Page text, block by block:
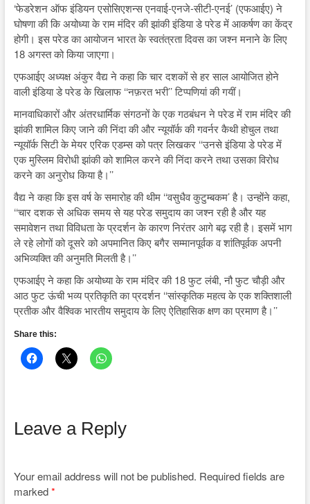
‘फेडरेशन ऑफ इंडियन एसोसिएशन्स एनवाई-एनजे-सीटी-एनई’ (एफआईए) ने
घोषणा की कि अयोध्या के राम मंदिर की झांकी इंडिया डे परेड में आकर्षण का केंद्र
होगी। इस परेड का आयोजन भारत के स्वतंत्रता दिवस का जश्न मनाने के लिए
18 अगस्त को किया जाएगा।
एफआईए अध्यक्ष अंकुर वैद्य ने कहा कि चार दशकों से हर साल आयोजित होने
वाली इंडिया डे परेड के खिलाफ ‘‘नफ़रत भरी’’ टिप्पणियां की गयीं।
मानवाधिकारों और अंतरधार्मिक संगठनों के एक गठबंधन ने परेड में राम मंदिर की
झांकी शामिल किए जाने की निंदा की और न्यूयॉर्क की गवर्नर कैथी होचुल तथा
न्यूयॉर्क सिटी के मेयर एरिक एडम्स को पत्र लिखकर ‘‘उनसे इंडिया डे परेड में
एक मुस्लिम विरोधी झांकी को शामिल करने की निंदा करने तथा उसका विरोध
करने का अनुरोध किया है।’’
वैद्य ने कहा कि इस वर्ष के समारोह की थीम ‘‘वसुधैव कुटुम्बकम’ है। उन्होंने कहा,
‘‘चार दशक से अधिक समय से यह परेड समुदाय का जश्न रही है और यह
समावेशन तथा विविधता के प्रदर्शन के कारण निरंतर आगे बढ़ रही है। इसमें भाग
ले रहे लोगों को दूसरे को अपमानित किए बगैर सम्मानपूर्वक व शांतिपूर्वक अपनी
अभिव्यक्ति की अनुमति मिलती है।’’
एफआईए ने कहा कि अयोध्या के राम मंदिर की 18 फुट लंबी, नौ फुट चौड़ी और
आठ फुट ऊंची भव्य प्रतिकृति का प्रदर्शन ‘‘सांस्कृतिक महत्व के एक शक्तिशाली
प्रतीक और वैश्विक भारतीय समुदाय के लिए ऐतिहासिक क्षण का प्रमाण है।’’
Share this:
Leave a Reply
Your email address will not be published. Required fields are
marked*